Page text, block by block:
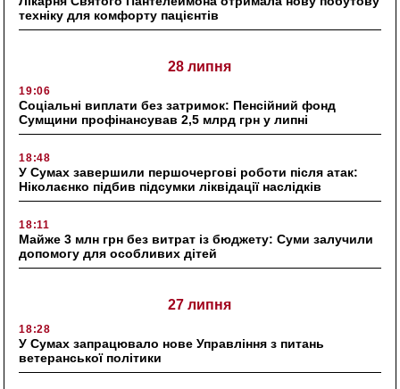
техніку для комфорту пацієнтів
28 липня
19:06
Соціальні виплати без затримок: Пенсійний фонд
Сумщини профінансував 2,5 млрд грн у липні
18:48
У Сумах завершили першочергові роботи після атак:
Ніколаєнко підбив підсумки ліквідації наслідків
18:11
Майже 3 млн грн без витрат із бюджету: Суми залучили
допомогу для особливих дітей
27 липня
18:28
У Сумах запрацювало нове Управління з питань
ветеранської політики